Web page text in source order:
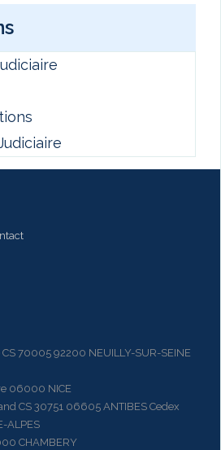
70005 92200 NEUILLY-SUR-SEINE
06000 NICE
CS 30751 06605 ANTIBES Cedex
ALPES
CHAMBERY